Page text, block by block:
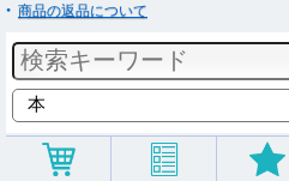
商品の返品について